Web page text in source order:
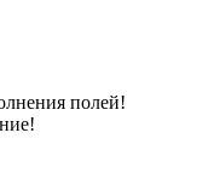
полей!